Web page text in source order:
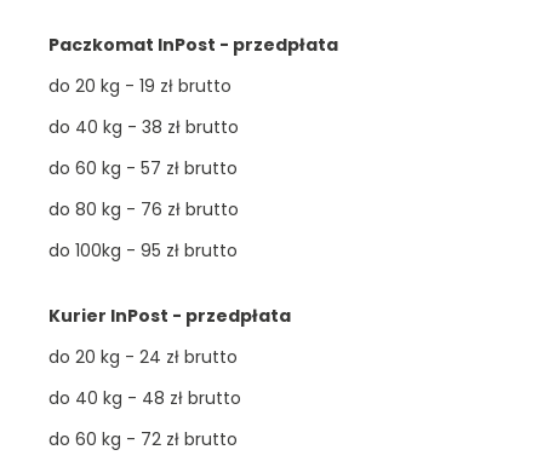
Paczkomat InPost - przedpłata
do 20 kg - 19 zł brutto
do 40 kg - 38 zł brutto
do 60 kg - 57 zł brutto
do 80 kg - 76 zł brutto
do 100kg - 95 zł brutto
Kurier InPost - przedpłata
do 20 kg - 24 zł brutto
do 40 kg - 48 zł brutto
do 60 kg - 72 zł brutto